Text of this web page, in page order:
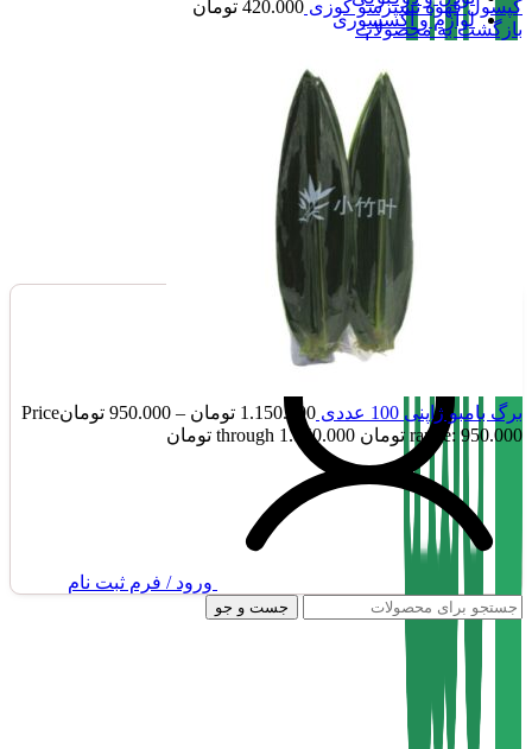
لوازم و اکسسوری
سیروپ و مربا
نوشیدنی ،چای و قهوه
صفحه اصلی
فروشگاه
تماس با بامبو
درباره بامبو
ورود / فرم ثبت نام
جست و جو
کپسول قهوه نسپرسو کوزی 420.000 تومان
بازگشت به محصولات
برگ بامبو ژاپنی 100 عددی 1.150.000 تومان –
950.000 تومانPrice
range: 950.000 تومان through 1.150.000 تومان